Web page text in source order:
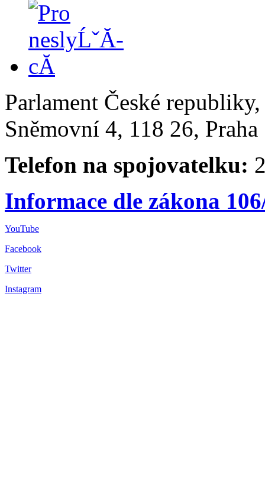
Parlament České
Sněmovní 4, 118 26,
Telefon na spojovatelku:
Informace dle zákona
YouTube
Facebook
Twitter
Instagram